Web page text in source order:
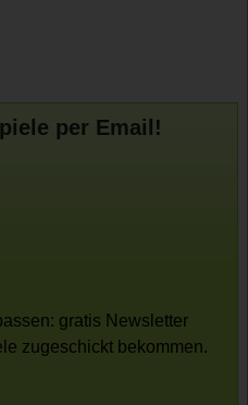
per Email!
gratis Newsletter
zugeschickt bekommen.